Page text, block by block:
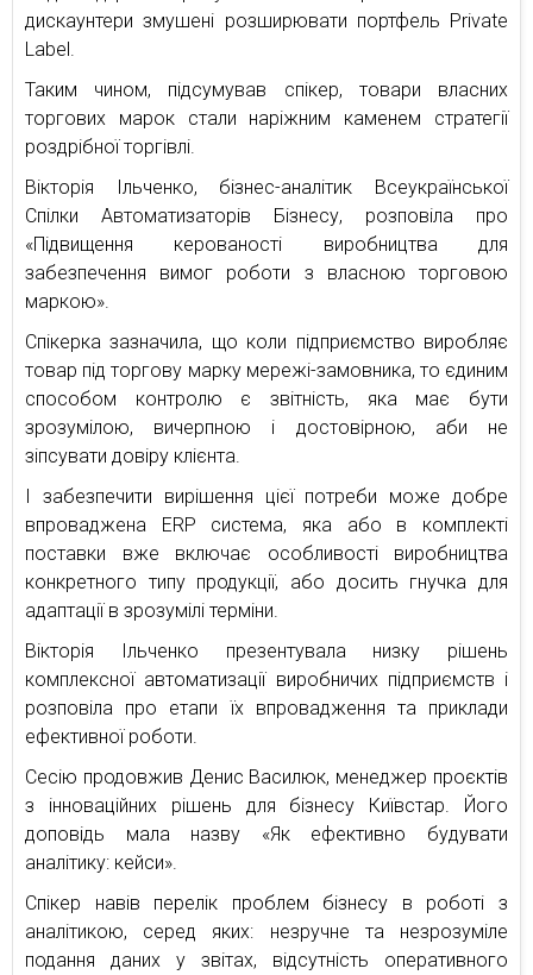
дискаунтери змушені розширювати портфель Private
Label.
Таким чином, підсумував спікер, товари власних
торгових марок стали наріжним каменем стратегії
роздрібної торгівлі.
Вікторія Ільченко, бізнес-аналітик Всеукраїнської
Спілки Автоматизаторів Бізнесу, розповіла про
«Підвищення керованості виробництва для
забезпечення вимог роботи з власною торговою
маркою».
Спікерка зазначила, що коли підприємство виробляє
товар під торгову марку мережі-замовника, то єдиним
способом контролю є звітність, яка має бути
зрозумілою, вичерпною і достовірною, аби не
зіпсувати довіру клієнта.
І забезпечити вирішення цієї потреби може добре
впроваджена ERP система, яка або в комплекті
поставки вже включає особливості виробництва
конкретного типу продукції, або досить гнучка для
адаптації в зрозумілі терміни.
Вікторія Ільченко презентувала низку рішень
комплексної автоматизації виробничих підприємств і
розповіла про етапи їх впровадження та приклади
ефективної роботи.
Сесію продовжив Денис Василюк, менеджер проєктів
з інноваційних рішень для бізнесу Київстар. Його
доповідь мала назву «Як ефективно будувати
аналітику: кейси».
Спікер навів перелік проблем бізнесу в роботі з
аналітикою, серед яких: незручне та незрозуміле
подання даних у звітах, відсутність оперативного